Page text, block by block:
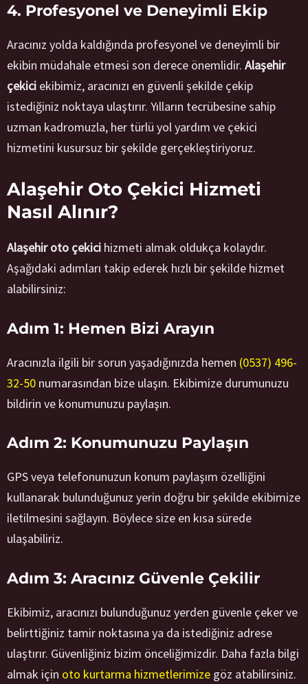
4. Profesyonel ve Deneyimli Ekip
Aracınız yolda kaldığında profesyonel ve deneyimli bir
ekibin müdahale etmesi son derece önemlidir. Alaşehir
çekici ekibimiz, aracınızı en güvenli şekilde çekip
istediğiniz noktaya ulaştırır. Yılların tecrübesine sahip
uzman kadromuzla, her türlü yol yardım ve çekici
hizmetini kusursuz bir şekilde gerçekleştiriyoruz.
Alaşehir Oto Çekici Hizmeti
Nasıl Alınır?
Alaşehir oto çekici hizmeti almak oldukça kolaydır.
Aşağıdaki adımları takip ederek hızlı bir şekilde hizmet
alabilirsiniz:
Adım 1: Hemen Bizi Arayın
Aracınızla ilgili bir sorun yaşadığınızda hemen (0537) 496-
32-50 numarasından bize ulaşın. Ekibimize durumunuzu
bildirin ve konumunuzu paylaşın.
Adım 2: Konumunuzu Paylaşın
GPS veya telefonunuzun konum paylaşım özelliğini
kullanarak bulunduğunuz yerin doğru bir şekilde ekibimize
iletilmesini sağlayın. Böylece size en kısa sürede
ulaşabiliriz.
Adım 3: Aracınız Güvenle Çekilir
Ekibimiz, aracınızı bulunduğunuz yerden güvenle çeker ve
belirttiğiniz tamir noktasına ya da istediğiniz adrese
ulaştırır. Güvenliğiniz bizim önceliğimizdir. Daha fazla bilgi
almak için oto kurtarma hizmetlerimize göz atabilirsiniz.